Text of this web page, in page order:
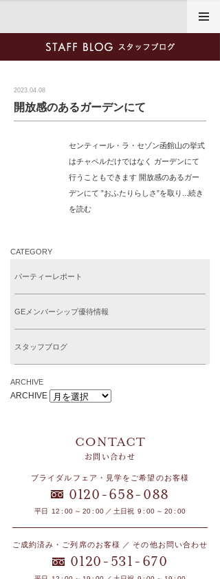
2023.04.08
開放感のあるガーデンにて
センティール・ラ・セゾン函館山の挙式
はチャペルだけではなく ガーデンにて
行うこともできます 開放感のあるガー
デンにて ”おふたりらしさ”を取り...続き
を読む
CATEGORY
パーティーレポート
GEメンバーシップ優待情報
スタッフブログ
ARCHIVE
ARCHIVE
お問い合わせ
ブライダルフェア・見学をご希望のお客様
0120 -658- 088
平日 12 : 00 ～ 20 : 00 ／ 土日祝 9 : 00 ～ 20 : 00
ご成約済み・ご列席のお客様 ／ その他お問い合わせ
0120 - 531 - 670